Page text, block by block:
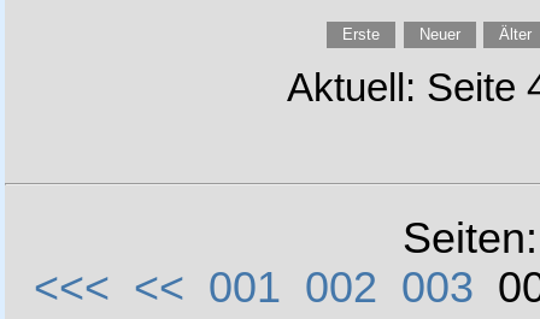
Erste Neuer Älter
Aktuell: Seite
<<< << 001 002 003